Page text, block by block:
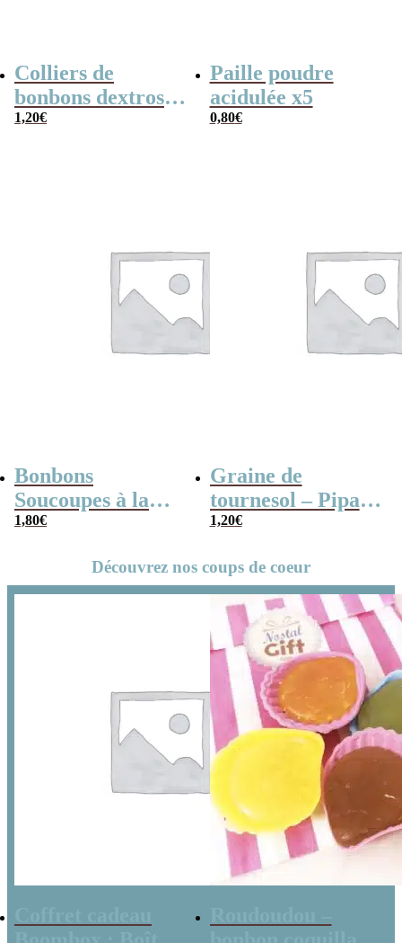
Colliers de
bonbons dextrose
x2
1,20€
Paille poudre
acidulée x5
0,80€
Bonbons
Soucoupes à la
poudre (x20)
1,80€
Graine de
tournesol – Pipas
x 3
1,20€
Découvrez nos coups de coeur